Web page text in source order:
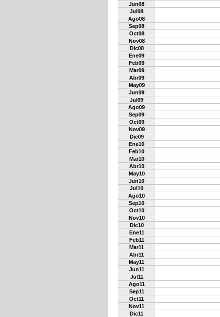
Jun08
Jul08
Ago08
Sep08
Oct08
Nov08
Dic08
Ene09
Feb09
Mar09
Abr09
May09
Jun09
Jul09
Ago09
Sep09
Oct09
Nov09
Dic09
Ene10
Feb10
Mar10
Abr10
May10
Jun10
Jul10
Ago10
Sep10
Oct10
Nov10
Dic10
Ene11
Feb11
Mar11
Abr11
May11
Jun11
Jul11
Ago11
Sep11
Oct11
Nov11
Dic11